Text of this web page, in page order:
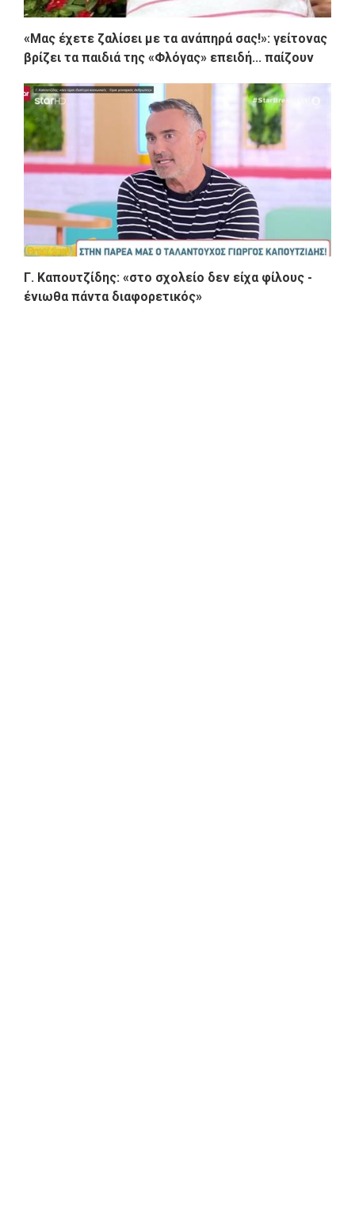
«Μας έχετε ζαλίσει με τα ανάπηρά σας!»: γείτονας
βρίζει τα παιδιά της «Φλόγας» επειδή... παίζουν
Γ. Καπουτζίδης: «στο σχολείο δεν είχα φίλους -
ένιωθα πάντα διαφορετικός»